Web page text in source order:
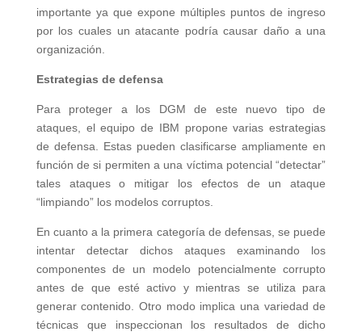
importante ya que expone múltiples puntos de ingreso
por los cuales un atacante podría causar daño a una
organización.
Estrategias de defensa
Para proteger a los DGM de este nuevo tipo de
ataques, el equipo de IBM propone varias estrategias
de defensa. Estas pueden clasificarse ampliamente en
función de si permiten a una víctima potencial “detectar”
tales ataques o mitigar los efectos de un ataque
“limpiando” los modelos corruptos.
En cuanto a la primera categoría de defensas, se puede
intentar detectar dichos ataques examinando los
componentes de un modelo potencialmente corrupto
antes de que esté activo y mientras se utiliza para
generar contenido. Otro modo implica una variedad de
técnicas que inspeccionan los resultados de dicho